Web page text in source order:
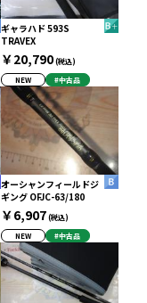
ギャラハド 593S
TRAVEX
￥20,790(税込)
NEW
#中古品
オーシャンフィールドジ
ギング OFJC-63/180
￥6,907(税込)
NEW
#中古品